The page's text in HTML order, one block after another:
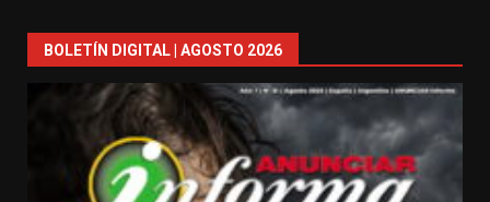
BOLETÍN DIGITAL | AGOSTO 2026